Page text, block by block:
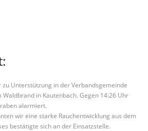
Unterstützung in der Verbandsgemeinde
in Kautenbach. Gegen 14:26 Uhr
alarmiert.
wir eine starke Rauchentwicklung aus dem
bestätigte sich an der Einsatzstelle.